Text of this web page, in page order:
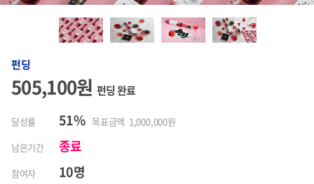
펀딩
505,100원 펀딩 완료
달성률 51% 목표금액 1,000,000원
남은기간
종료
참여자 10명